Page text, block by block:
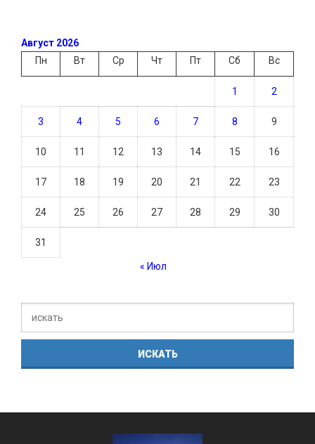
Август 2026
Пн
Вт Ср Чт Пт Сб Вс
1 2
3 4 5 6 7 8 9
10 11 12 13 14 15 16
17 18 19 20 21 22 23
24 25 26 27 28 29 30
31
« Июл